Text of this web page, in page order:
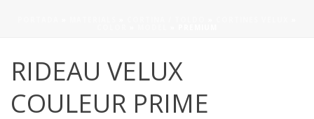
RIDEAU VELUX
COULEUR PRIME